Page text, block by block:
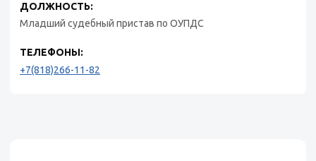
ДОЛЖНОСТЬ:
Младший судебный пристав по ОУПДС
ТЕЛЕФОНЫ:
+7(818)266-11-82